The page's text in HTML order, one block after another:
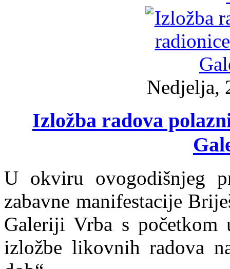
Nedjelja,
Izložba radova
U okviru ovogodišnjeg
zabavne manifestacije
Galeriji Vrba s početkom
izložbe likovnih radova